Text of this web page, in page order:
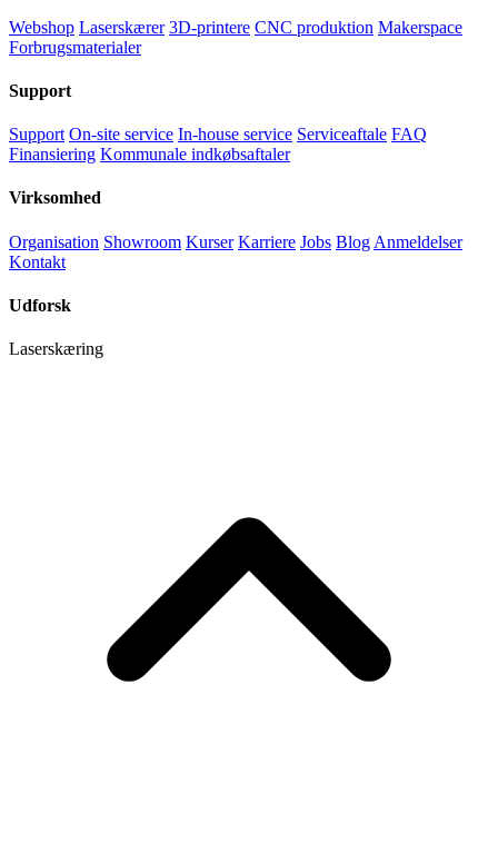
Webshop Laserskærer 3D-printere CNC produktion Makerspace
Forbrugsmaterialer
Support
Support On-site service In-house service Serviceaftale FAQ
Finansiering Kommunale indkøbsaftaler
Virksomhed
Organisation Showroom Kurser Karriere Jobs Blog Anmeldelser
Kontakt
Udforsk
Laserskæring